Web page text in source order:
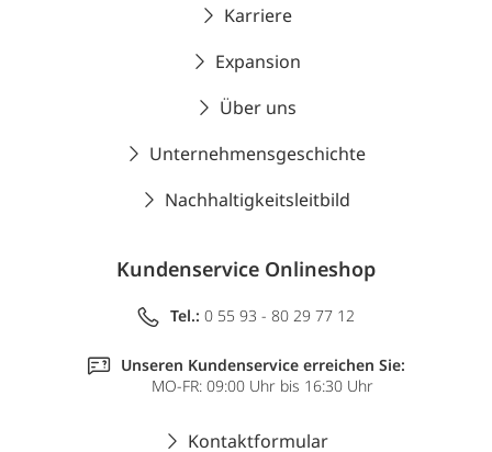
Karriere
Expansion
Über uns
Unternehmensgeschichte
Nachhaltigkeitsleitbild
Kundenservice Onlineshop
Tel.: 0 55 93 - 80 29 77 12
Unseren Kundenservice erreichen Sie:
MO-FR: 09:00 Uhr bis 16:30 Uhr
Kontaktformular